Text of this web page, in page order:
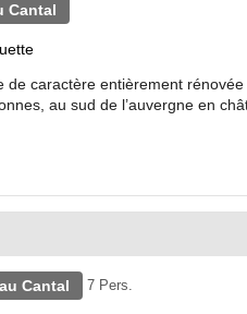
Cantal
de caractère entièrement
au sud de l’auvergne en
Cantal 7 Pers.